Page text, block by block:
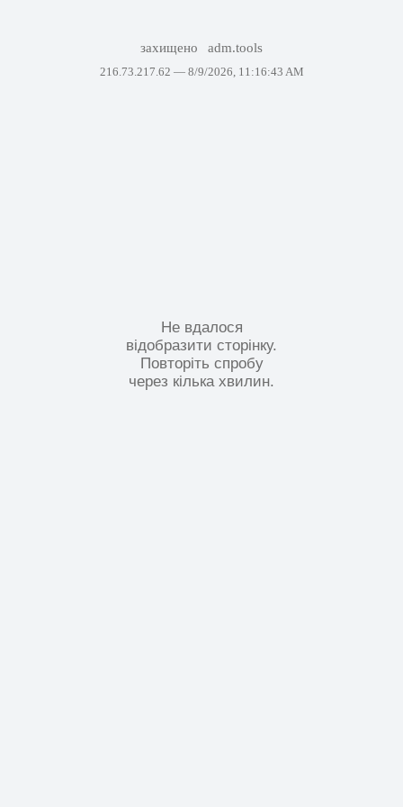
захищено adm.tools
216.73.217.62 — 8/9/2026, 11:16:43 AM
Не вдалося
відобразити сторінку.
Повторіть спробу
через кілька хвилин.